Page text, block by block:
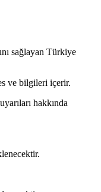
sağlayan Türkiye
ve bilgileri içerir.
hakkında